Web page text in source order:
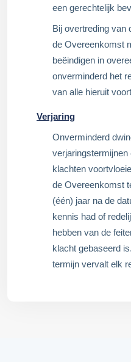
een gerechtelijk
Bij overtreding van
de Overeenkomst
beëindigen in
onverminderd het
van alle hieruit
Verjaring
Onverminderd
verjaringstermijnen
klachten
de Overeenkomst
(één) jaar na de
kennis had of
hebben van de
klacht gebaseerd
termijn vervalt elk